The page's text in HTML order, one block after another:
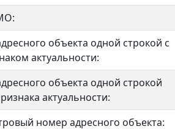
объекта одной строкой с
актуальности:
объекта одной строкой
актуальности:
номер адресного объекта: